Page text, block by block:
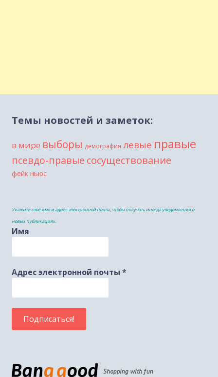
Темы новостей и заметок:
в мире выборы демография левые правые
псевдо-правые сосуществование
фейк ньюс
Укажите своё имя и адрес электронной почты, чтобы получать иногда уведомления о
новых публикациях.
Имя
Адрес электронной почты *